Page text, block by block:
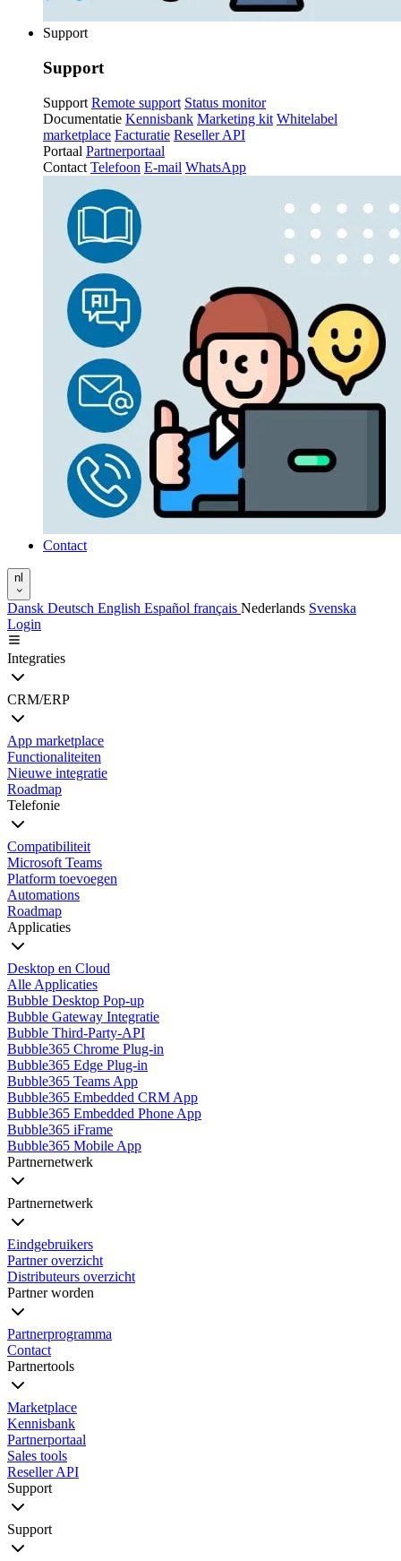
Support
Support
Support Remote support Status monitor
Documentatie Kennisbank Marketing kit Whitelabel
marketplace Facturatie Reseller API
Portaal Partnerportaal
Contact Telefoon E-mail WhatsApp
Contact
nl
Dansk Deutsch English Español français Nederlands Svenska
Login
Integraties
CRM/ERP
App marketplace
Functionaliteiten
Nieuwe integratie
Roadmap
Telefonie
Compatibiliteit
Microsoft Teams
Platform toevoegen
Automations
Roadmap
Applicaties
Desktop en Cloud
Alle Applicaties
Bubble Desktop Pop-up
Bubble Gateway Integratie
Bubble Third-Party-API
Bubble365 Chrome Plug-in
Bubble365 Edge Plug-in
Bubble365 Teams App
Bubble365 Embedded CRM App
Bubble365 Embedded Phone App
Bubble365 iFrame
Bubble365 Mobile App
Partnernetwerk
Partnernetwerk
Eindgebruikers
Partner overzicht
Distributeurs overzicht
Partner worden
Partnerprogramma
Contact
Partnertools
Marketplace
Kennisbank
Partnerportaal
Sales tools
Reseller API
Support
Support